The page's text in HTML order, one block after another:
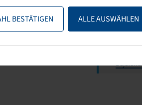
BESTÄTIGEN ALLE AUSWÄHLEN